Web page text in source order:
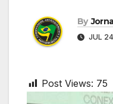
By
JUL
Post Views: 75